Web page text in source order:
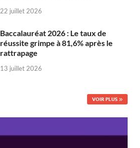
22 juillet 2026
Baccalauréat 2026 : Le taux de
réussite grimpe à 81,6% après le
rattrapage
13 juillet 2026
VOIR PLUS